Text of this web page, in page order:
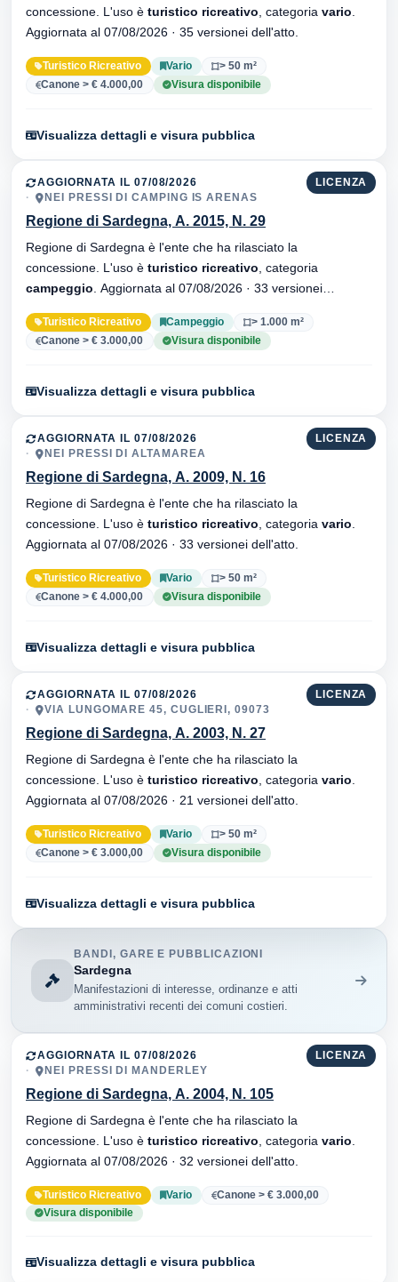
concessione. L'uso è turistico ricreativo , categoria vario
Aggiornata al 07/08/2026 · 35 versionei dell'atto.
Turistico Ricreativo Vario
> 50 m²
Canone > € 4.000,00
Visura disponibile
Visualizza dettagli e visura pubblica
LICENZA
AGGIORNATA IL 07/08/2026
NEI PRESSI DI CAMPING IS ARENAS
Regione di Sardegna, A. 2015, N. 29
Regione di Sardegna è l'ente che ha rilasciato la
concessione. L'uso è turistico ricreativo , categoria
campeggio
Turistico Ricreativo Campeggio
> 1.000 m²
Canone > € 3.000,00
Visura disponibile
Visualizza dettagli e visura pubblica
LICENZA
AGGIORNATA IL 07/08/2026
NEI PRESSI DI ALTAMAREA
Regione di Sardegna, A. 2009, N. 16
Regione di Sardegna è l'ente che ha rilasciato la
concessione. L'uso è turistico ricreativo , categoria vario
Aggiornata al 07/08/2026 · 33 versionei dell'atto.
Turistico Ricreativo Vario
> 50 m²
Canone > € 4.000,00
Visura disponibile
Visualizza dettagli e visura pubblica
LICENZA
AGGIORNATA IL 07/08/2026
VIA LUNGOMARE 45, CUGLIERI, 09073
Regione di Sardegna, A. 2003, N. 27
Regione di Sardegna è l'ente che ha rilasciato la
concessione. L'uso è turistico ricreativo , categoria vario
Aggiornata al 07/08/2026 · 21 versionei dell'atto.
Turistico Ricreativo Vario
> 50 m²
Canone > € 3.000,00
Visura disponibile
Visualizza dettagli e visura pubblica
BANDI, GARE E PUBBLICAZIONI
Sardegna
Manifestazioni di interesse, ordinanze e atti
amministrativi recenti dei comuni costieri.
LICENZA
AGGIORNATA IL 07/08/2026
NEI PRESSI DI MANDERLEY
Regione di Sardegna, A. 2004, N. 105
Regione di Sardegna è l'ente che ha rilasciato la
concessione. L'uso è turistico ricreativo , categoria vario
Aggiornata al 07/08/2026 · 32 versionei dell'atto.
Turistico Ricreativo Vario
Canone > € 3.000,00
Visura disponibile
Visualizza dettagli e visura pubblica